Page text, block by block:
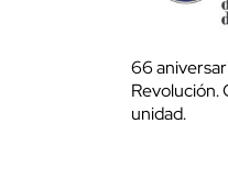
66
Revolución.
unidad.